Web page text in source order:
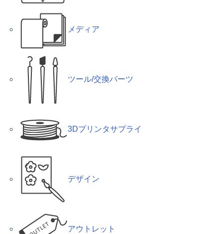
メディア
ツール/交換パーツ
3Dプリンタサプライ
デザイン
アウトレット